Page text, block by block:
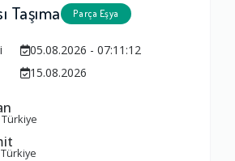
Taşıma Parça Eşya
05.08.2026 - 07:11:12
15.08.2026
Türkiye
Hizmeti
Firma ile İletişim